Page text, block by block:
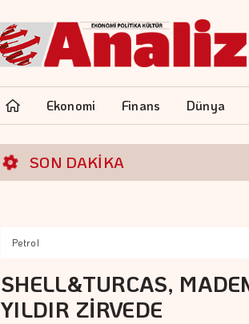
Ekonomi Finans Dünya
SON DAKİKA
Petrol
SHELL&TURCAS,
YILDIR ZİRVEDE